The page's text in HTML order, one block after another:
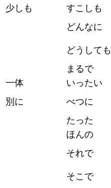
少しも
すこしも
どんなに
どうしても
まるで
一体
いったい
別に
べつに
たった
ほんの
それで
そこで